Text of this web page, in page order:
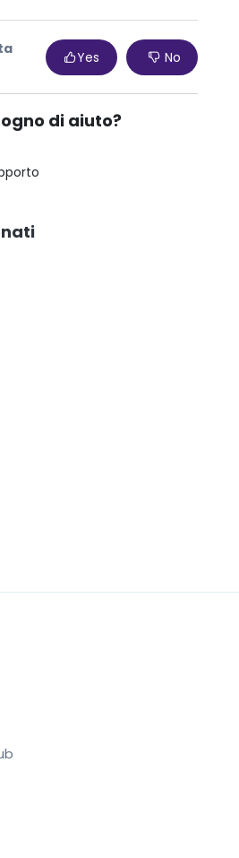
Yes No
di aiuto?